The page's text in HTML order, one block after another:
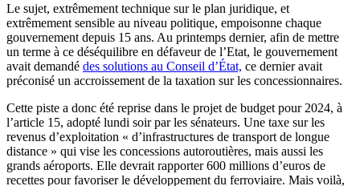
Le sujet, extrêmement technique sur le plan juridique, et
extrêmement sensible au niveau politique, empoisonne chaque
gouvernement depuis 15 ans. Au printemps dernier, afin de mettre
un terme à ce déséquilibre en défaveur de l’Etat, le gouvernement
avait demandé des solutions au Conseil d’État, ce dernier avait
préconisé un accroissement de la taxation sur les concessionnaires.
Cette piste a donc été reprise dans le projet de budget pour 2024, à
l’article 15, adopté lundi soir par les sénateurs. Une taxe sur les
revenus d’exploitation « d’infrastructures de transport de longue
distance » qui vise les concessions autoroutières, mais aussi les
grands aéroports. Elle devrait rapporter 600 millions d’euros de
recettes pour favoriser le développement du ferroviaire. Mais voilà,